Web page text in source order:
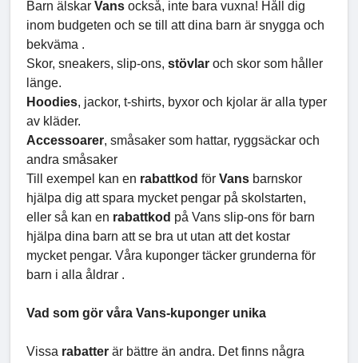
Barn älskar Vans också, inte bara vuxna! Håll dig
inom budgeten och se till att dina barn är snygga och
bekväma .
Skor, sneakers, slip-ons, stövlar och skor som håller
länge.
Hoodies, jackor, t-shirts, byxor och kjolar är alla typer
av kläder.
Accessoarer, småsaker som hattar, ryggsäckar och
andra småsaker
Till exempel kan en rabattkod för Vans barnskor
hjälpa dig att spara mycket pengar på skolstarten,
eller så kan en rabattkod på Vans slip-ons för barn
hjälpa dina barn att se bra ut utan att det kostar
mycket pengar. Våra kuponger täcker grunderna för
barn i alla åldrar .
Vad som gör våra Vans-kuponger unika
Vissa rabatter är bättre än andra. Det finns några